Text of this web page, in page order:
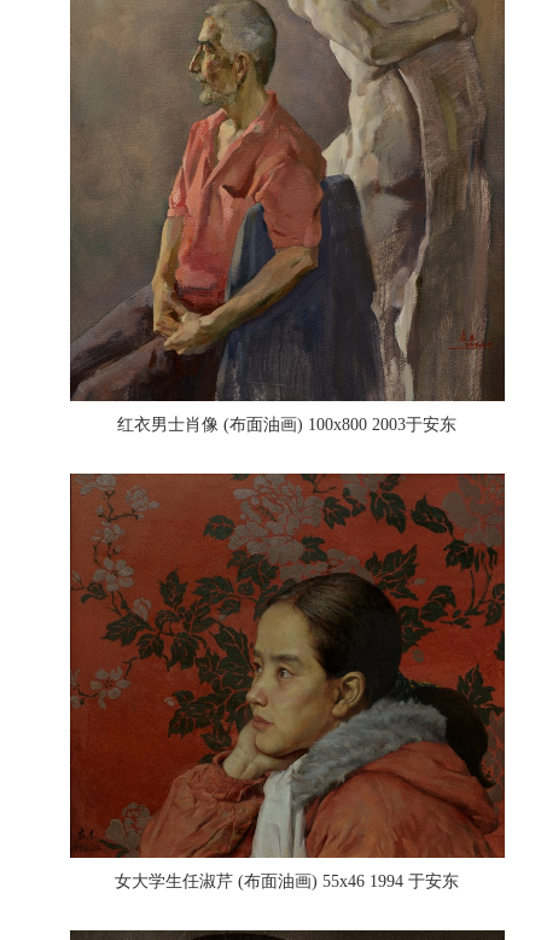
红衣男士肖像 (布面油画) 100x800 2003于安东
女大学生任淑芹 (布面油画) 55x46 1994 于安东